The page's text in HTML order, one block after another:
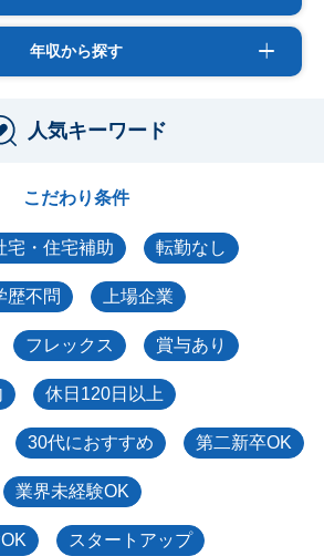
年収から探す
人気キーワード
こだわり条件
宅・住宅補助 転勤なし
歴不問 上場企業
フレックス 賞与あり
休日120日以上
30代におすすめ 第二新卒OK
業界未経験OK
スタートアップ